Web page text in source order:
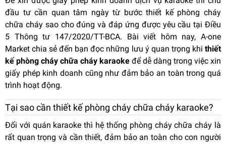
đầu tư cần quan tâm ngày từ bước thiết kế phòng cháy
chữa cháy sao cho đúng và đáp ứng được yêu cầu tại Điều
5 Thông tư 147/2020/TT-BCA. Bài viết hôm nay, A-one
Market chia sẻ đến bạn đọc những lưu ý quan trọng khi thiết
kế phòng cháy chữa cháy karaoke để dễ dàng trong việc xin
giấy phép kinh doanh cũng như đảm bảo an toàn trong quá
trình hoạt động.
Tại sao cần thiết kế phòng cháy chữa cháy karaoke?
Đối với quán karaoke thì hệ thống phòng cháy chữa cháy là
rất quan trọng và cần thiết, đảm bảo an toàn cho con người